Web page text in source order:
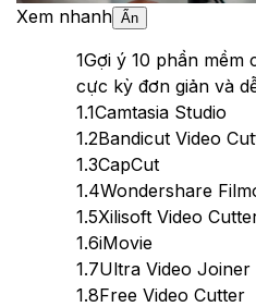
Xem nhanh Ẩn
1Gợi ý 10 phần mềm
cực kỳ đơn giản và
1.1Camtasia Studio
1.2Bandicut Video
1.3CapCut
1.4Wondershare
1.5Xilisoft Video
1.6iMovie
1.7Ultra Video Joiner
1.8Free Video Cutter